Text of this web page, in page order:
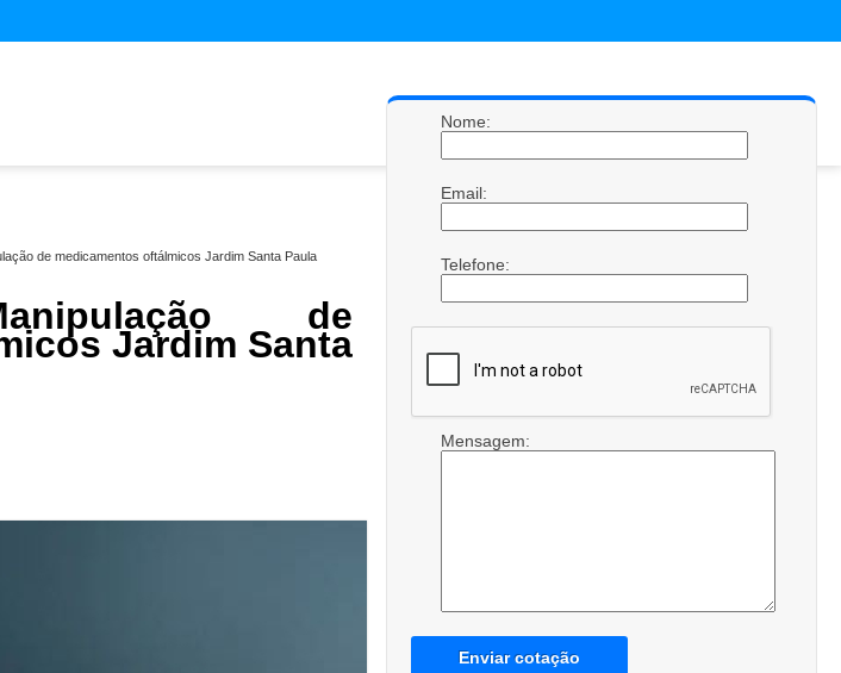
de medicamentos oftálmicos Jardim Santa Paula
de
Jardim Santa
Nome:
Email:
Telefone:
Mensagem:
Enviar cotação